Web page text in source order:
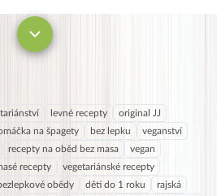
levné recepty
original JJ
na špagety bez lepku
veganství
recepty na oběd bez masa
vegan
recepty
vegetariánské recepty
obědy děti do 1 roku
rajská